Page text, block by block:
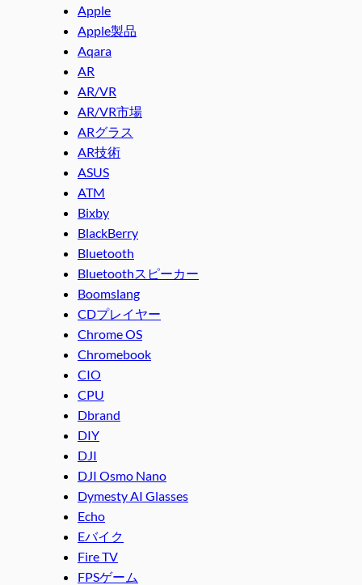
Apple
Apple製品
Aqara
AR
AR/VR
AR/VR市場
ARグラス
AR技術
ASUS
ATM
Bixby
BlackBerry
Bluetooth
Bluetoothスピーカー
Boomslang
CDプレイヤー
Chrome OS
Chromebook
CIO
CPU
Dbrand
DIY
DJI
DJI Osmo Nano
Dymesty AI Glasses
Echo
Eバイク
Fire TV
FPSゲーム